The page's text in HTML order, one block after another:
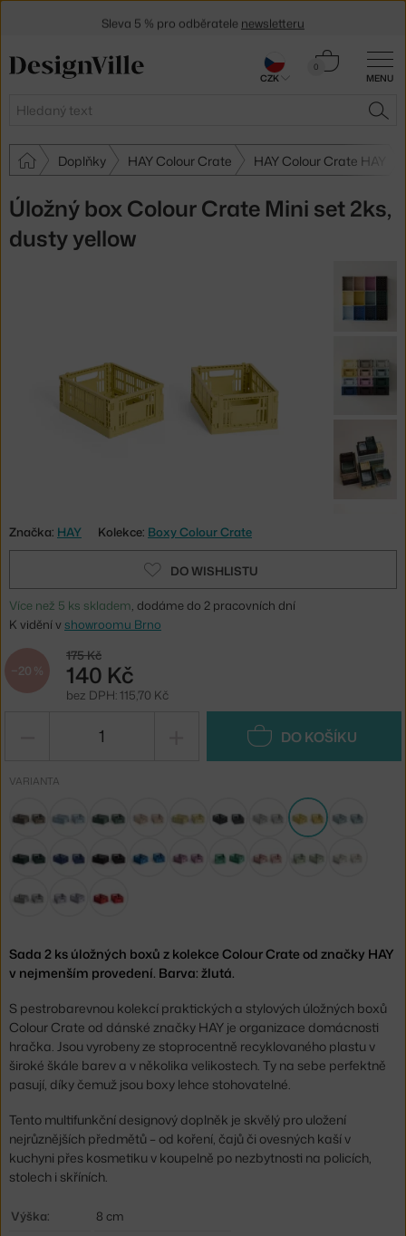
MENU
Hledat
0
Košík
Doplňky HAY Colour Crate HAY Colour Crate HAY
Úložný box Colour Crate Mini set 2ks,
dusty yellow
Značka: HAY Kolekce: Boxy Colour Crate
DO WISHLISTU
Více než 5 ks skladem, dodáme do 2 pracovních dní
K vidění v showroomu Brno
−20 %
175 Kč
140 Kč
bez DPH: 115,70 Kč
DO KOŠÍKU
VARIANTA
Sada 2 ks úložných boxů z kolekce Colour Crate od značky HAY
v nejmenším provedení. Barva: žlutá.
S pestrobarevnou kolekcí praktických a stylových úložných boxů
Colour Crate od dánské značky HAY je organizace domácnosti
hračka. Jsou vyrobeny ze stoprocentně recyklovaného plastu v
široké škále barev a v několika velikostech. Ty na sebe perfektně
pasují, díky čemuž jsou boxy lehce stohovatelné.
Tento multifunkční designový doplněk je skvělý pro uložení
nejrůznějších předmětů – od koření, čajů či ovesných kaší v
kuchyni přes kosmetiku v koupelně po nezbytnosti na policích,
stolech i skříních.
Výška:
8 cm
Sleva 5 % pro odběratele newsletteru
30 dní na vrácení zboží
CZK